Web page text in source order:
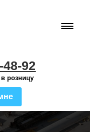
48-92
розницу